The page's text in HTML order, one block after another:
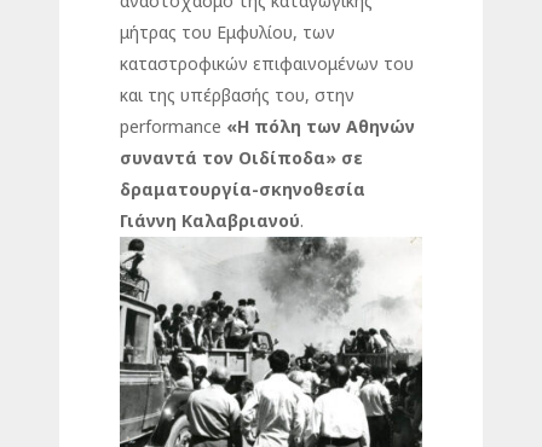
μήτρας του Εμφυλίου, των
καταστροφικών επιφαινομένων του
και της υπέρβασής του, στην
performance «Η πόλη των Αθηνών
συναντά τον Οιδίποδα» σε
δραματουργία-σκηνοθεσία
Γιάννη Καλαβριανού.